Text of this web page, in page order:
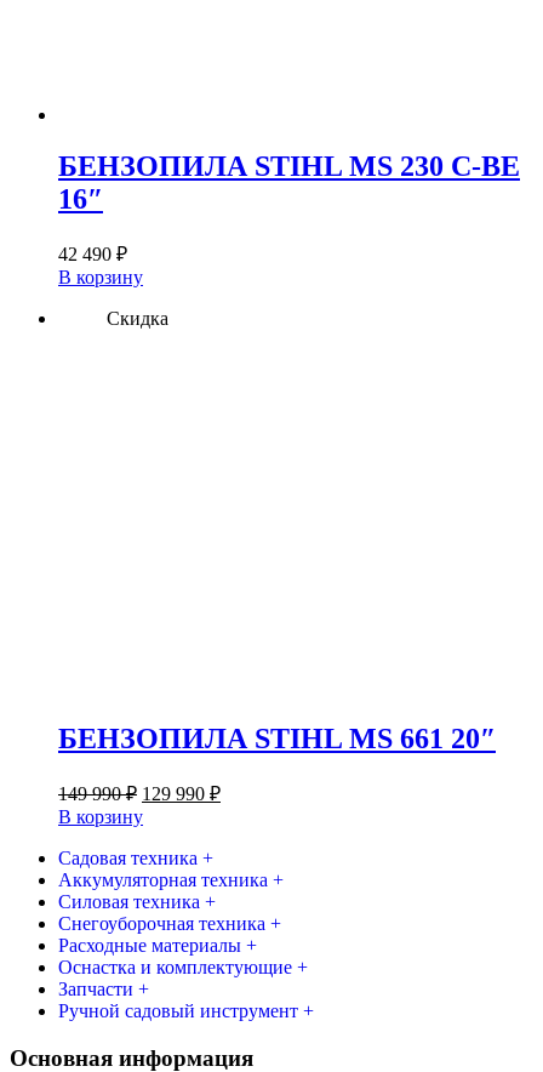
БЕНЗОПИЛА STIHL MS 230 C-BE
16″
42 490 ₽
В корзину
Скидка
БЕНЗОПИЛА STIHL MS 661 20″
149 990₽ Первоначальная
цена
составляла
149
990 ₽.
129 990 ₽Текущая
В корзину
Садовая техника +
Аккумуляторная техника +
Силовая техника +
Снегоуборочная техника +
Расходные материалы +
Оснастка и комплектующие +
Запчасти +
Ручной садовый инструмент +
Основная информация